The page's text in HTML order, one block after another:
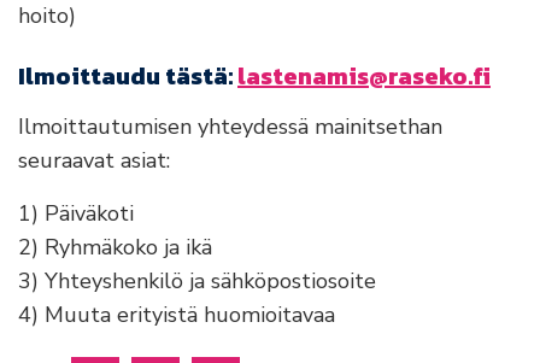
hoito)
Ilmoittaudu tästä:lastenamis@raseko.fi
Ilmoittautumisen yhteydessä mainitsethan
seuraavat asiat:
1) Päiväkoti
2) Ryhmäkoko ja ikä
3) Yhteyshenkilö ja sähköpostiosoite
4) Muuta erityistä huomioitavaa